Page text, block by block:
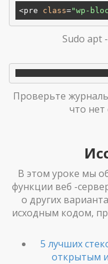
<pre class="wp-
Sudo apt
Проверьте
что
В этом уроке мы
функции веб -
о других
исходным кодом,
5 лучших
открытым